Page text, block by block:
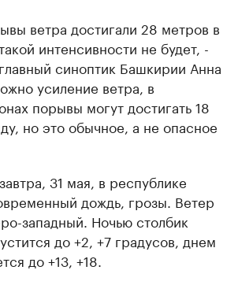
ветра достигали 28 метров в
интенсивности не будет, -
синоптик Башкирии Анна
усиление ветра, в
порывы могут достигать 18
но это обычное, а не опасное
31 мая, в республике
дождь, грозы. Ветер
западный. Ночью столбик
до +2, +7 градусов, днем
до +13, +18.